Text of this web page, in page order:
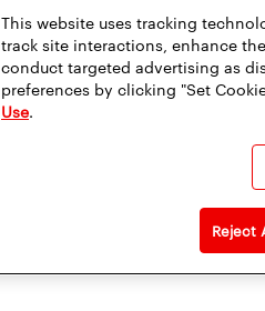
This website uses tracking
track site interactions, enhance
conduct targeted advertising as
preferences by clicking "Set
Use.
Reject